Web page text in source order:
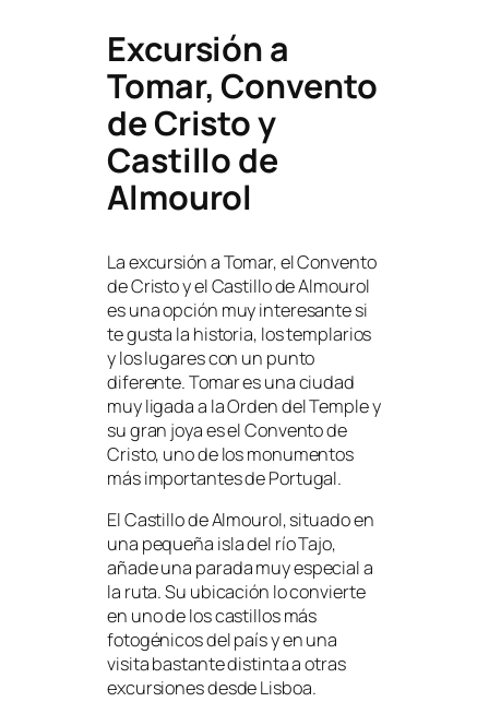
Excursión a
Tomar, Convento
de Cristo y
Castillo de
Almourol
La excursión a Tomar, el Convento
de Cristo y el Castillo de Almourol
es una opción muy interesante si
te gusta la historia, los templarios
y los lugares con un punto
diferente. Tomar es una ciudad
muy ligada a la Orden del Temple y
su gran joya es el Convento de
Cristo, uno de los monumentos
más importantes de Portugal.
El Castillo de Almourol, situado en
una pequeña isla del río Tajo,
añade una parada muy especial a
la ruta. Su ubicación lo convierte
en uno de los castillos más
fotogénicos del país y en una
visita bastante distinta a otras
excursiones desde Lisboa.